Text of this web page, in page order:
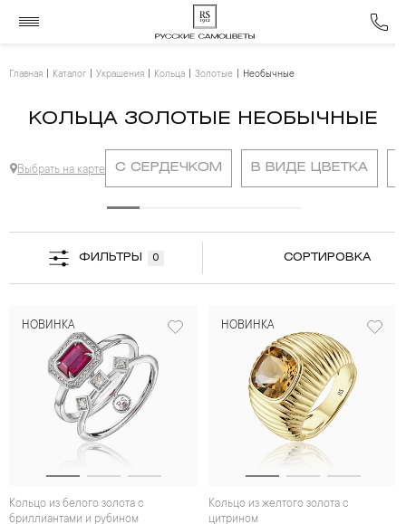
Главная Каталог Украшения Кольца Золотые Необычные
КОЛЬЦА ЗОЛОТЫЕ НЕОБЫЧНЫЕ
Выбрать на карте С СЕРДЕЧКОМ В ВИДЕ ЦВЕТКА
ФИЛЬТРЫ 0 СОРТИРОВКА
НОВИНКА
Кольцо из белого золота с
бриллиантами и рубином
НОВИНКА
Кольцо из желтого золота с
цитрином